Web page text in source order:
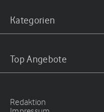
Kategorien
Top Angebote
Redaktion